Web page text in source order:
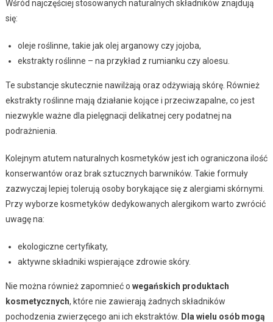
Wśród najczęściej stosowanych naturalnych składników znajdują
się:
oleje roślinne, takie jak olej arganowy czy jojoba,
ekstrakty roślinne – na przykład z rumianku czy aloesu.
Te substancje skutecznie nawilżają oraz odżywiają skórę. Również
ekstrakty roślinne mają działanie kojące i przeciwzapalne, co jest
niezwykle ważne dla pielęgnacji delikatnej cery podatnej na
podrażnienia.
Kolejnym atutem naturalnych kosmetyków jest ich ograniczona ilość
konserwantów oraz brak sztucznych barwników. Takie formuły
zazwyczaj lepiej tolerują osoby borykające się z alergiami skórnymi.
Przy wyborze kosmetyków dedykowanych alergikom warto zwrócić
uwagę na:
ekologiczne certyfikaty,
aktywne składniki wspierające zdrowie skóry.
Nie można również zapomnieć o wegańskich produktach
kosmetycznych, które nie zawierają żadnych składników
pochodzenia zwierzęcego ani ich ekstraktów. Dla wielu osób mogą